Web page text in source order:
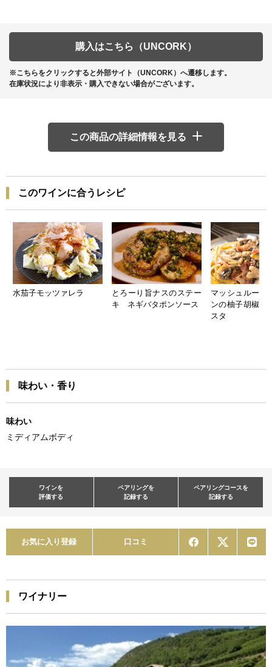
購入はこちら（UNCORK）
※こちらをクリックすると外部サイト（UNCORK）へ遷移します。
在庫状況により非表示・購入できない場合がございます。
この商品の詳細情報を見る
このワインに合うレシピ
水茄子モッツァレラ
とろーり旨ナスのステー
キ ネギバタポンソース
マッシュルーム
ンの柚子胡椒ク
スタ
味わい・香り
味わい
ミディアムボディ
ワインを
評価する
ペアリングを
記録する
ペアリングコースを
記録する
お気に入り登録 口コミ
ワイナリー